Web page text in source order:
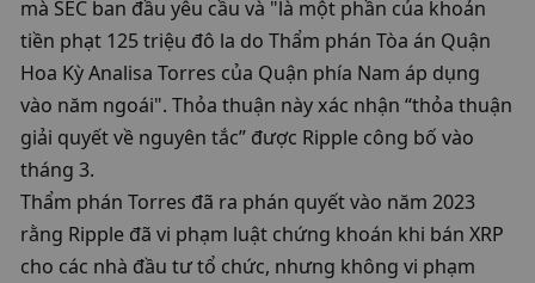
mà SEC ban đầu yêu cầu và "là một phần của khoản
tiền phạt 125 triệu đô la do Thẩm phán Tòa án Quận
Hoa Kỳ Analisa Torres của Quận phía Nam áp dụng
vào năm ngoái". Thỏa thuận này xác nhận “thỏa thuận
giải quyết về nguyên tắc” được Ripple công bố vào
tháng 3.
Thẩm phán Torres đã ra phán quyết vào năm 2023
rằng Ripple đã vi phạm luật chứng khoán khi bán XRP
cho các nhà đầu tư tổ chức, nhưng không vi phạm